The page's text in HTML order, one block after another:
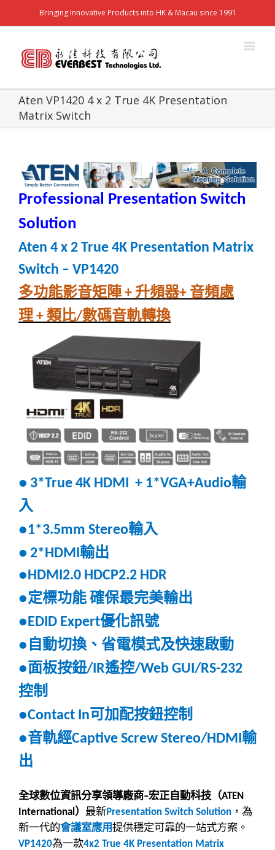
Bringing Innovative Products into HK & Macau since 1991
Aten VP1420 4 x 2 True 4K Presentation
Matrix Switch
Professional Presentation Switch
Solution
Aten 4 x 2 True 4K Presentation Matrix
Switch – VP1420
多功能影音矩陣 + 升頻器+ 音頻處
理+ 類比/數碼音軌轉換
● 3*True 4K HDMI + 1*VGA+Audio輸
入
●1*3.5mm Stereo輸入
● 2*HDMI 輸出
●HDMI2.0 HDCP2.2 HDR
●定標功能確保最完美輸出
●EDID Expert優化訊號
● 自動切換、省電模式及快速啟動
●面板按鈕/IR遙控/Web GUI/RS-232
控制
●Contact In可加配按鈕控制
●音軌經Captive Screw Stereo/HDMI 輸
出
全球數位資訊分享領導廠商–宏正自動科技（ATEN
International ） 最新Presentation Switch Solution ，為
新一代的會議室應用提供穩定可靠的一站式方案。
VP1420為一款4x2 True 4K Presentation Matrix